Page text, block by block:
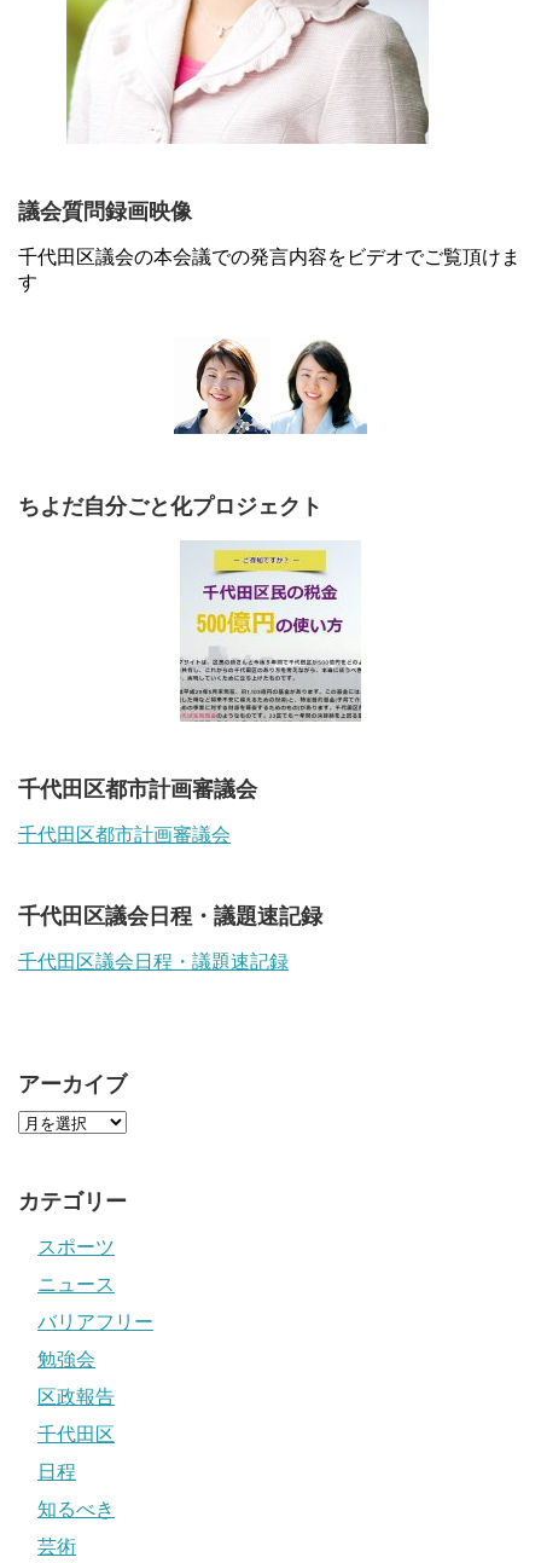
議会質問録画映像
千代田区議会の本会議での発言内容をビデオでご覧頂けま
す
ちよだ自分ごと化プロジェクト
千代田区都市計画審議会
千代田区都市計画審議会
千代田区議会日程・議題速記録
千代田区議会日程・議題速記録
アーカイブ
カテゴリー
スポーツ
ニュース
バリアフリー
勉強会
区政報告
千代田区
日程
知るべき
芸術